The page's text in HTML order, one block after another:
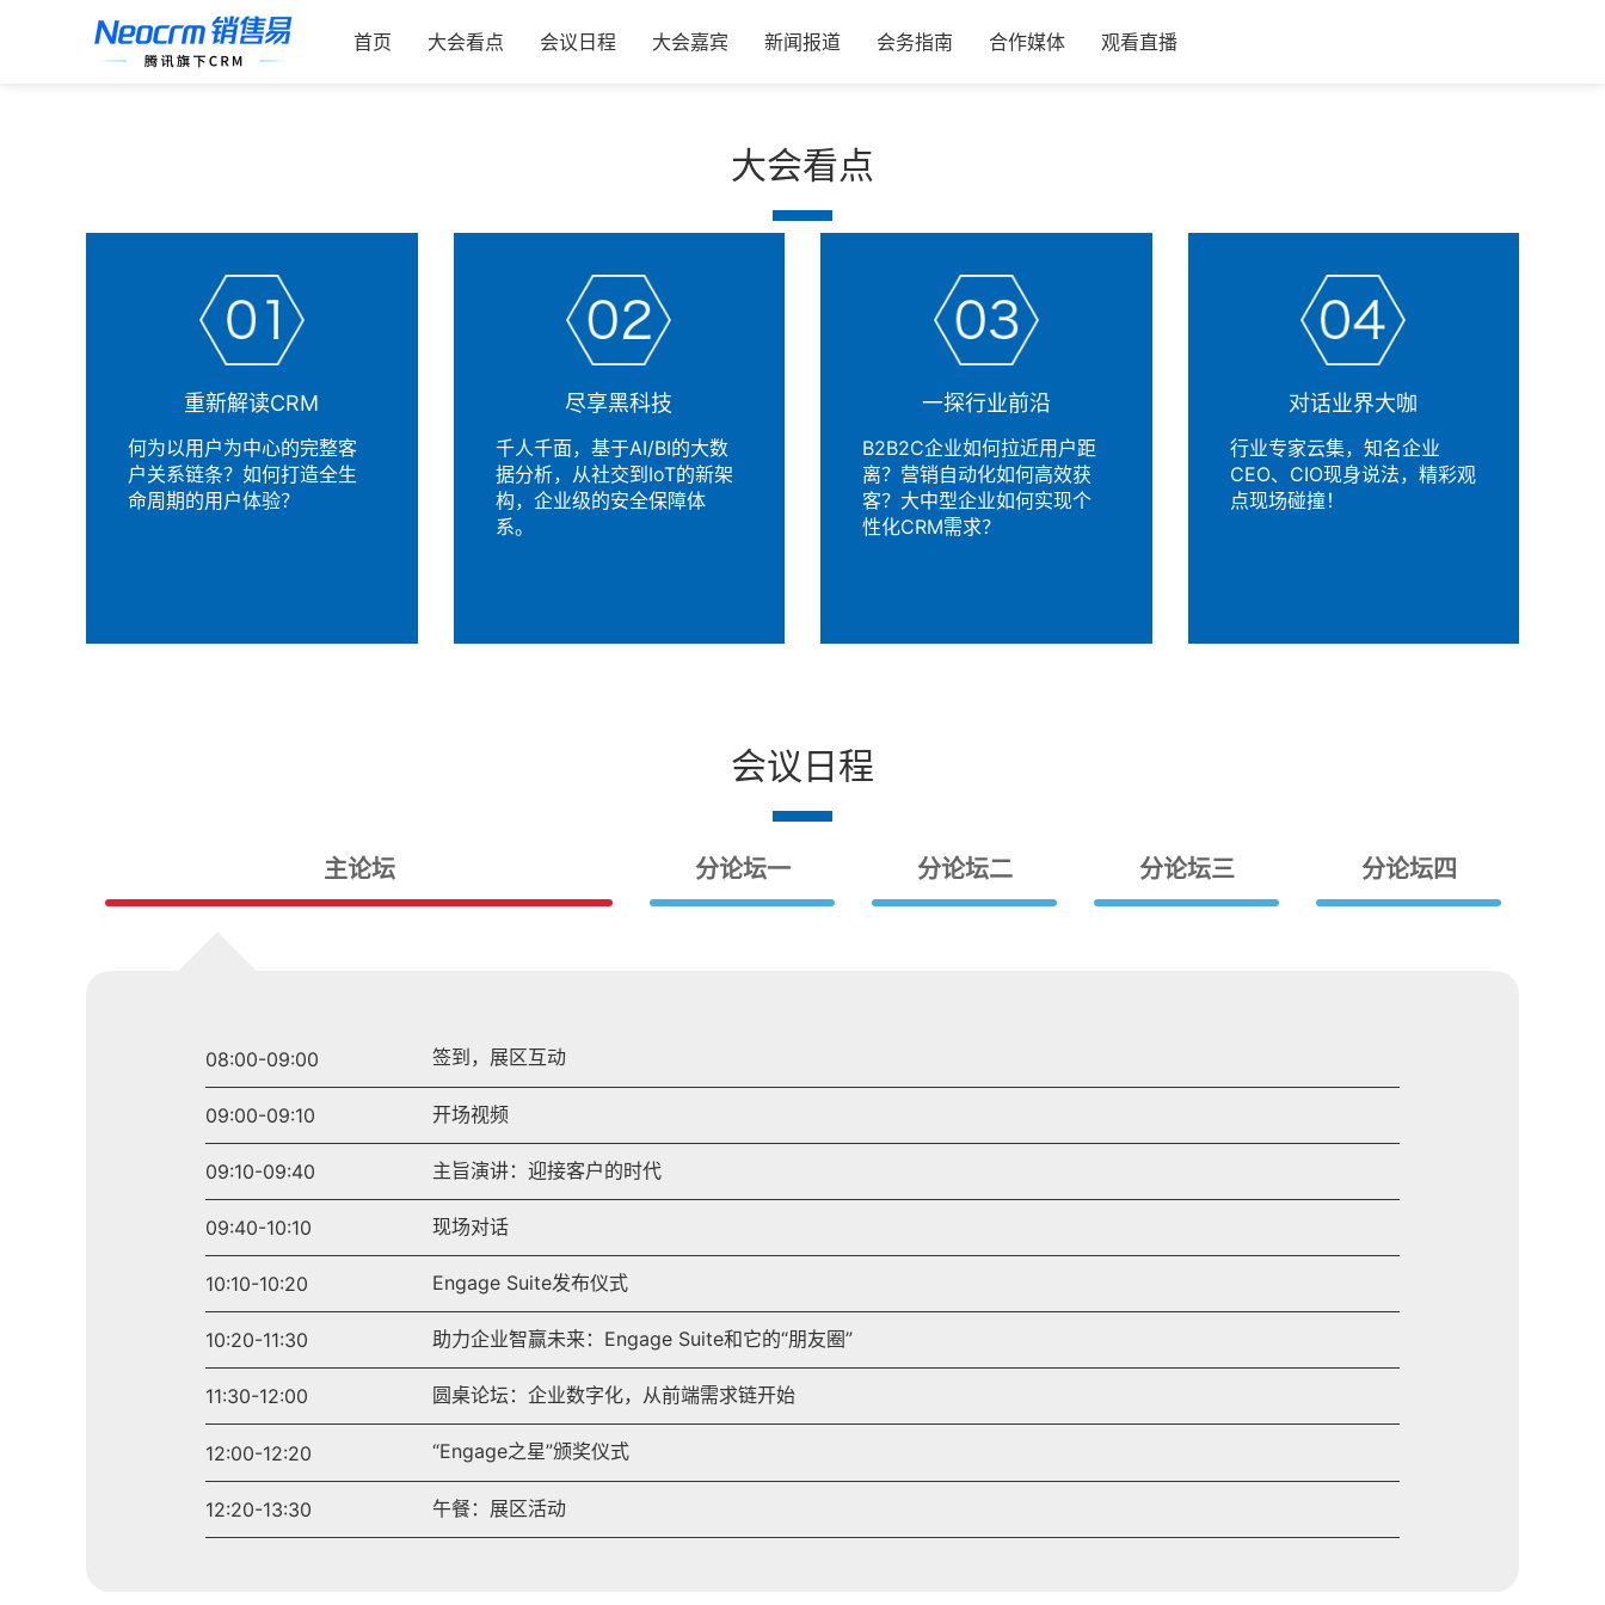
首页 大会看点 会议日程 大会嘉宾 新闻报道 会务指南 合作媒体 观看直播
大会看点
重新解读CRM
何为以用户为中心的完整客
户关系链条？如何打造全生
命周期的用户体验？
尽享黑科技
千人千面，基于AI/BI的大数
据分析，从社交到IoT的新架
构，企业级的安全保障体
系。
一探行业前沿
B2B2C企业如何拉近用户距
离？营销自动化如何高效获
客？大中型企业如何实现个
性化CRM需求？
对话业界大咖
行业专家云集，知名企业
CEO、CIO现身说法，精彩观
点现场碰撞！
会议日程
主论坛 分论坛一 分论坛二 分论坛三 分论坛四
08:00-09:00 签到，展区互动
09:00-09:10 开场视频
09:10-09:40 主旨演讲：迎接客户的时代
09:40-10:10 现场对话
10:10-10:20 Engage Suite发布仪式
10:20-11:30 助力企业智赢未来：Engage Suite和它的“朋友圈”
11:30-12:00 圆桌论坛：企业数字化，从前端需求链开始
12:00-12:20 “Engage之星”颁奖仪式
12:20-13:30 午餐：展区活动